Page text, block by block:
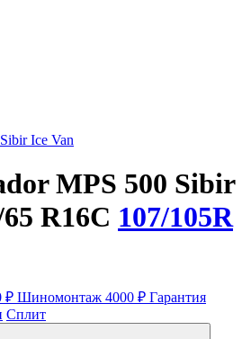
Ice Van
MPS 500 Sibir
R16C 107/105R
₽ Шиномонтаж 4000 ₽ Гарантия
Сплит